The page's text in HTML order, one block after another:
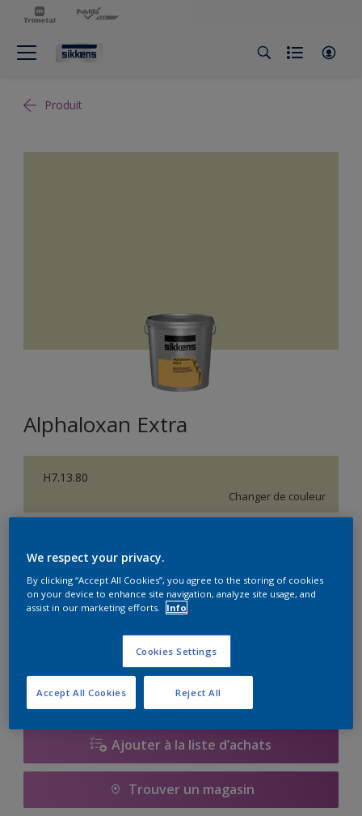
Produit
Alphaloxan Extra
H7.13.80
Changer de couleur
5L
Quantité Calculateur de peinture
Ajouter à la liste d’achats
Trouver un magasin
We respect your privacy.
By clicking “Accept All Cookies”, you agree to the storing of cookies
on your device to enhance site navigation, analyze site usage, and
assist in our marketing efforts.
Info
Cookies Settings
Reject All
Accept All Cookies